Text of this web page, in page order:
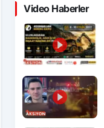
Video Haberler